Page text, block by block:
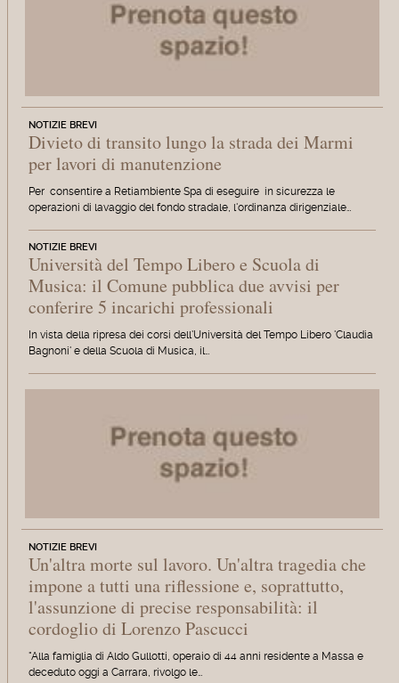
NOTIZIE BREVI
Divieto di transito lungo la strada dei Marmi
per lavori di manutenzione
Per consentire a Retiambiente Spa di eseguire in sicurezza le
operazioni di lavaggio del fondo stradale, l'ordinanza dirigenziale…
NOTIZIE BREVI
Università del Tempo Libero e Scuola di
Musica: il Comune pubblica due avvisi per
conferire 5 incarichi professionali
In vista della ripresa dei corsi dell'Università del Tempo Libero 'Claudia
Bagnoni' e della Scuola di Musica, il…
NOTIZIE BREVI
Un'altra morte sul lavoro. Un'altra tragedia che
impone a tutti una riflessione e, soprattutto,
l'assunzione di precise responsabilità: il
cordoglio di Lorenzo Pascucci
"Alla famiglia di Aldo Gullotti, operaio di 44 anni residente a Massa e
deceduto oggi a Carrara, rivolgo le…